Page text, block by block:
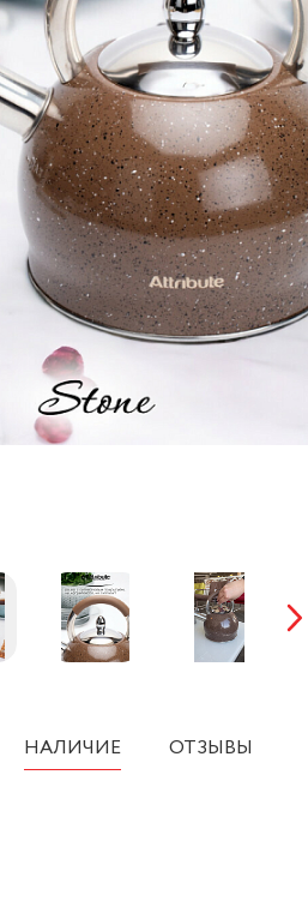
НАЛИЧИЕ ОТЗЫВЫ